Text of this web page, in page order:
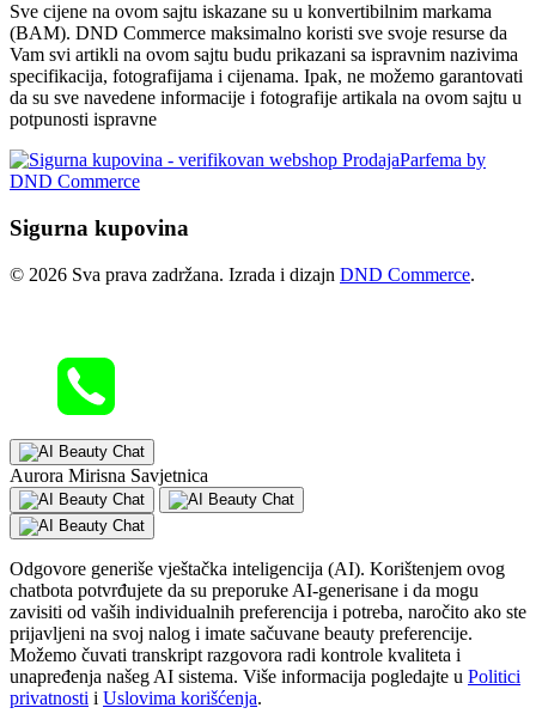
Sve cijene na ovom sajtu iskazane su u konvertibilnim markama
(BAM). DND Commerce maksimalno koristi sve svoje resurse da
Vam svi artikli na ovom sajtu budu prikazani sa ispravnim nazivima
specifikacija, fotografijama i cijenama. Ipak, ne možemo garantovati
da su sve navedene informacije i fotografije artikala na ovom sajtu u
potpunosti ispravne
Sigurna kupovina
© 2026 Sva prava zadržana. Izrada i dizajn DND Commerce.
Aurora Mirisna Savjetnica
Odgovore generiše vještačka inteligencija (AI). Korištenjem ovog
chatbota potvrđujete da su preporuke AI-generisane i da mogu
zavisiti od vaših individualnih preferencija i potreba, naročito ako ste
prijavljeni na svoj nalog i imate sačuvane beauty preferencije.
Možemo čuvati transkript razgovora radi kontrole kvaliteta i
unapređenja našeg AI sistema. Više informacija pogledajte u Politici
privatnosti i Uslovima korišćenja.